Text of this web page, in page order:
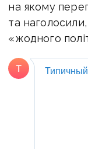
на якому
та
«жодного